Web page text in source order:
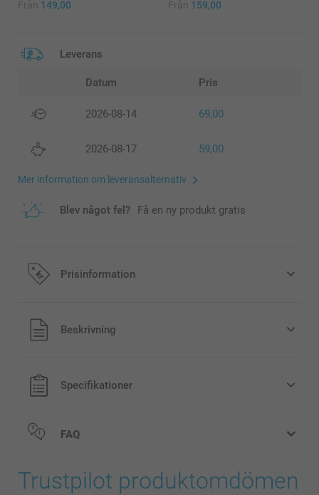
Från 149,00 Från 159,00
Leverans
Datum Pris
2026-08-14 69,00
2026-08-17 59,00
Mer information om leveransalternativ
Blev något fel? Få en ny produkt gratis
Prisinformation
Alla priser är i svenska kronor (SEK), inklusive moms och
exklusive porto.
Beskrivning
Specifikationer
FAQ
Trustpilot produktomdömen